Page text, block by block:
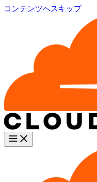
コンテンツへスキップ